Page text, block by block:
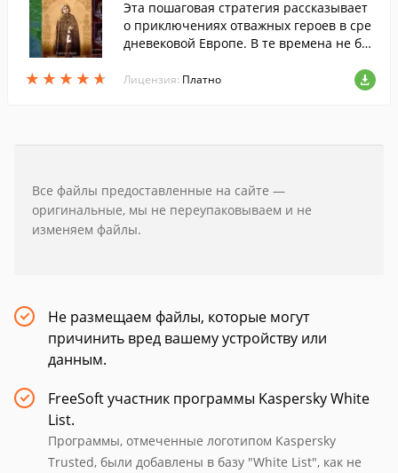
★ ★ ★ ★ ★
★ ★ ★ ★ ★
Эта пошаговая стратегия рассказывает
о приключениях отважных героев в сре
дневековой Европе. В те времена не бы
зрела измена и заговор. Вам предстоит
собрать войско и отправиться в путеше
огут не только острые клинки, но и боев
нажей и отправляейтесь вперед, навстр
ечу славным битвам!
Лицензия: Платно
Все файлы предоставленные на сайте —
оригинальные, мы не переупаковываем и не
изменяем файлы.
Не размещаем файлы, которые могут
причинить вред вашему устройству или
данным.
FreeSoft участник программы Kaspersky White
List.
Программы, отмеченные логотипом Kaspersky
Trusted, были добавлены в базу "White List", как не